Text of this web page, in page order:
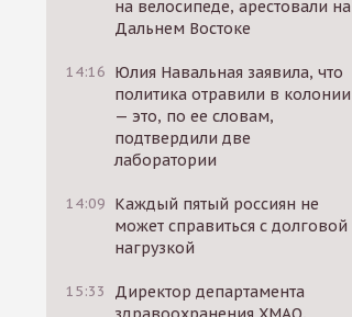
на велосипеде, арестовали на
Дальнем Востоке
14:16 Юлия Навальная заявила, что
политика отравили в колонии
— это, по ее словам,
подтвердили две
лаборатории
14:09 Каждый пятый россиян не
может справиться с долговой
нагрузкой
15:33
Директор департамента